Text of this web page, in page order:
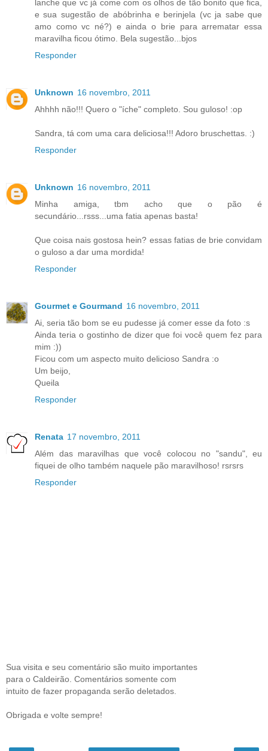
lanche que vc já come com os olhos de tão bonito que fica,
e sua sugestão de abóbrinha e berinjela (vc ja sabe que
amo como vc né?) e ainda o brie para arrematar essa
maravilha ficou ótimo. Bela sugestão...bjos
Responder
Unknown 16 novembro, 2011
Ahhhh não!!! Quero o "íche" completo. Sou guloso! :op
Sandra, tá com uma cara deliciosa!!! Adoro bruschettas. :)
Responder
Unknown 16 novembro, 2011
Minha amiga, tbm acho que o pão é
secundário...rsss...uma fatia apenas basta!
Que coisa nais gostosa hein? essas fatias de brie convidam
o guloso a dar uma mordida!
Responder
Gourmet e Gourmand 16 novembro, 2011
Ai, seria tão bom se eu pudesse já comer esse da foto :s
Ainda teria o gostinho de dizer que foi você quem fez para
mim :))
Ficou com um aspecto muito delicioso Sandra :o
Um beijo,
Queila
Responder
Renata 17 novembro, 2011
Além das maravilhas que você colocou no "sandu", eu
fiquei de olho também naquele pão maravilhoso! rsrsrs
Responder
Sua visita e seu comentário são muito importantes
para o Caldeirão. Comentários somente com
intuito de fazer propaganda serão deletados.
Obrigada e volte sempre!